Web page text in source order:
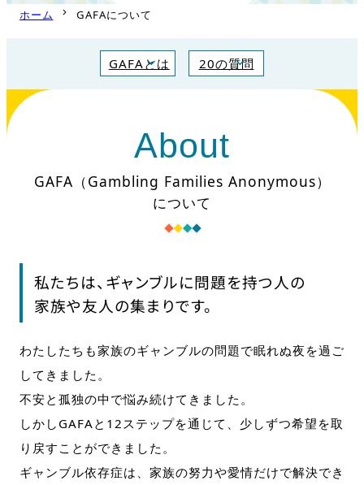
ホーム GAFAについて
GAFAとは 20の質問
About
GAFA（Gambling Families Anonymous）
について
私たちは、ギャンブルに問題を持つ人の
家族や友人の集まりです。
わたしたちも家族のギャンブルの問題で眠れぬ夜を過ご
してきました。
不安と孤独の中で悩み続けてきました。
しかしGAFAと12ステップを通じて、少しずつ希望を取
り戻すことができました。
ギャンブル依存症は、家族の努力や愛情だけで解決でき